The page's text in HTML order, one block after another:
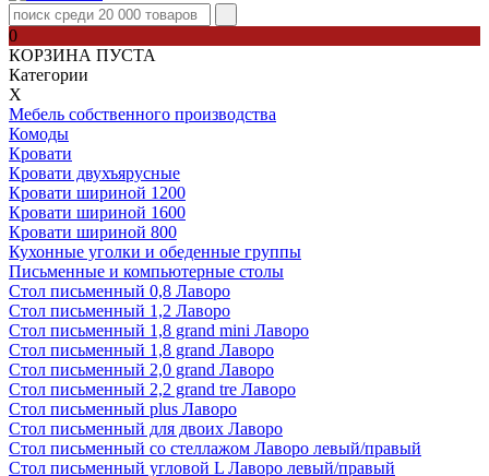
0
КОРЗИНА ПУСТА
Категории
Х
Мебель собственного производства
Комоды
Кровати
Кровати двухъярусные
Кровати шириной 1200
Кровати шириной 1600
Кровати шириной 800
Кухонные уголки и обеденные группы
Письменные и компьютерные столы
Стол письменный 0,8 Лаворо
Стол письменный 1,2 Лаворо
Стол письменный 1,8 grand mini Лаворо
Стол письменный 1,8 grand Лаворо
Стол письменный 2,0 grand Лаворо
Стол письменный 2,2 grand tre Лаворо
Стол письменный plus Лаворо
Стол письменный для двоих Лаворо
Стол письменный со стеллажом Лаворо левый/правый
Стол письменный угловой L Лаворо левый/правый